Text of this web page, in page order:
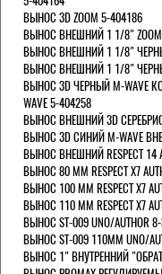
ВЫНОС 3D ZOOM 5-404186
ВЫНОС ВНЕШНИЙ 1 1/8"
ВЫНОС ВНЕШНИЙ 1 1/8"
ВЫНОС ВНЕШНИЙ 1 1/8"
ВЫНОС 3D ЧЕРНЫЙ M-WAVE
WAVE 5-404258
ВЫНОС ВНЕШНИЙ 3D
ВЫНОС 3D СИНИЙ M-WAVE
ВЫНОС ВНЕШНИЙ RESPECT 14
ВЫНОС 80 ММ RESPECT Х7
ВЫНОС 100 ММ RESPECT Х7
ВЫНОС 110 ММ RESPECT Х7
ВЫНОС ST-009 UNO/AUTHOR
ВЫНОС ST-009 110ММ UNO/
ВЫНОС 1" ВНУТРЕННИЙ